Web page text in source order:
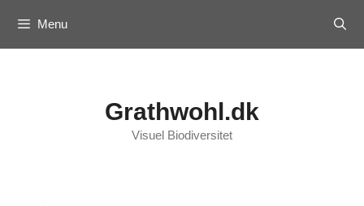
content
Menu
Grathwohl.dk
Visuel Biodiversitet